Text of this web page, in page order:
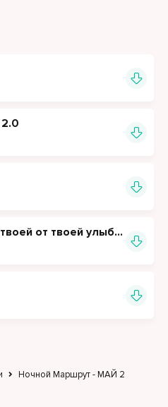
Пьяный от любви твоей от твоей улыбки
Ночной Маршрут - МАЙ 2